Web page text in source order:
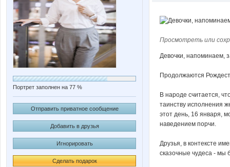
Портрет заполнен на 77 %
Отправить приватное сообщение
Добавить в друзья
Игнорировать
Сделать подарок
Просмотреть или
Девочки, напоминаем,
Продолжаются
В народе считается,
таинству исполнения
этот день, 16 января,
наведением порчи.
Друзья, в контексте
сказочные чудеса - мы